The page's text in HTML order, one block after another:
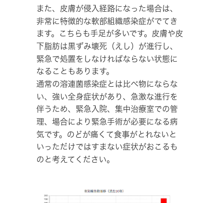
また、皮膚が侵入経路になった場合は、
非常に特徴的な軟部組織感染症がでてき
ます。こちらも手足が多いです。皮膚や皮
下脂肪は黒ずみ壊死（えし）が進行し、
緊急で処置をしなければならない状態に
なることもあります。
通常の溶連菌感染症とは比べ物にならな
い、強い全身症状があり、急激な進行を
伴うため、緊急入院、集中治療室での管
理、場合により緊急手術が必要になる病
気です。のどが痛くて食事がとれないと
いっただけではすまない症状がおこるも
のと考えてください。